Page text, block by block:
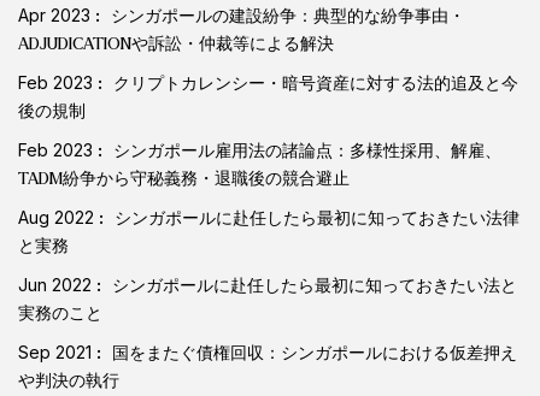
Apr 2023
シンガポールの建設紛争：典型的な紛争事由・
ADJUDICATIONや訴訟・仲裁等による解決
Feb 2023
クリプトカレンシー・暗号資産に対する法的追及と今
後の規制
Feb 2023
シンガポール雇用法の諸論点：多様性採用、解雇、
TADM紛争から守秘義務・退職後の競合避止
Aug 2022
シンガポールに赴任したら最初に知っておきたい法律
と実務
Jun 2022
シンガポールに赴任したら最初に知っておきたい法と
実務のこと
Sep 2021
国をまたぐ債権回収：シンガポールにおける仮差押え
や判決の執行